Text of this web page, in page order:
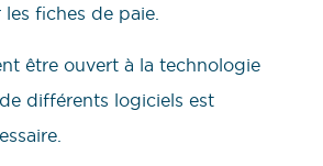
fiches de paie.
être ouvert à la technologie
différents logiciels est